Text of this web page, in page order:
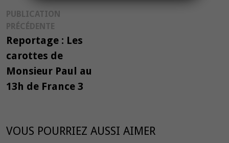
Navigation
de
l’article
PUBLICATION
PRÉCÉDENTE
précédente :
Reportage : Les
carottes de
Monsieur Paul au
13h de France 3
VOUS POURRIEZ AUSSI AIMER